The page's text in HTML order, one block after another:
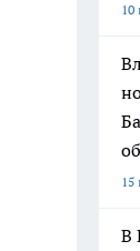
10
15
В